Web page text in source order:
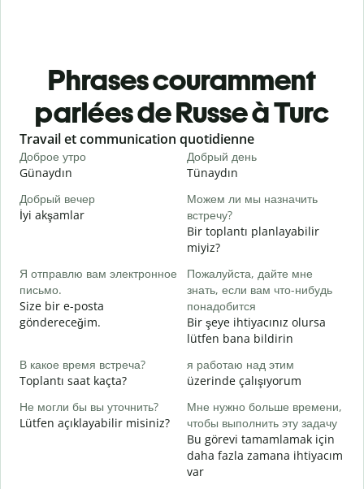
Phrases couramment
parlées de Russe à Turc
Slide 1 of 6
Travail et communication quotidienne
Доброе утро
Günaydın
Добрый день
Tünaydın
Добрый вечер
İyi akşamlar
Можем ли мы назначить
встречу?
Bir toplantı planlayabilir
miyiz?
Я отправлю вам электронное
письмо.
Size bir e-posta
göndereceğim.
Пожалуйста, дайте мне
знать, если вам что-нибудь
понадобится
Bir şeye ihtiyacınız olursa
lütfen bana bildirin
В какое время встреча?
Toplantı saat kaçta?
я работаю над этим
üzerinde çalışıyorum
Не могли бы вы уточнить?
Lütfen açıklayabilir misiniz?
Мне нужно больше времени,
чтобы выполнить эту задачу
Bu görevi tamamlamak için
daha fazla zamana ihtiyacım
var